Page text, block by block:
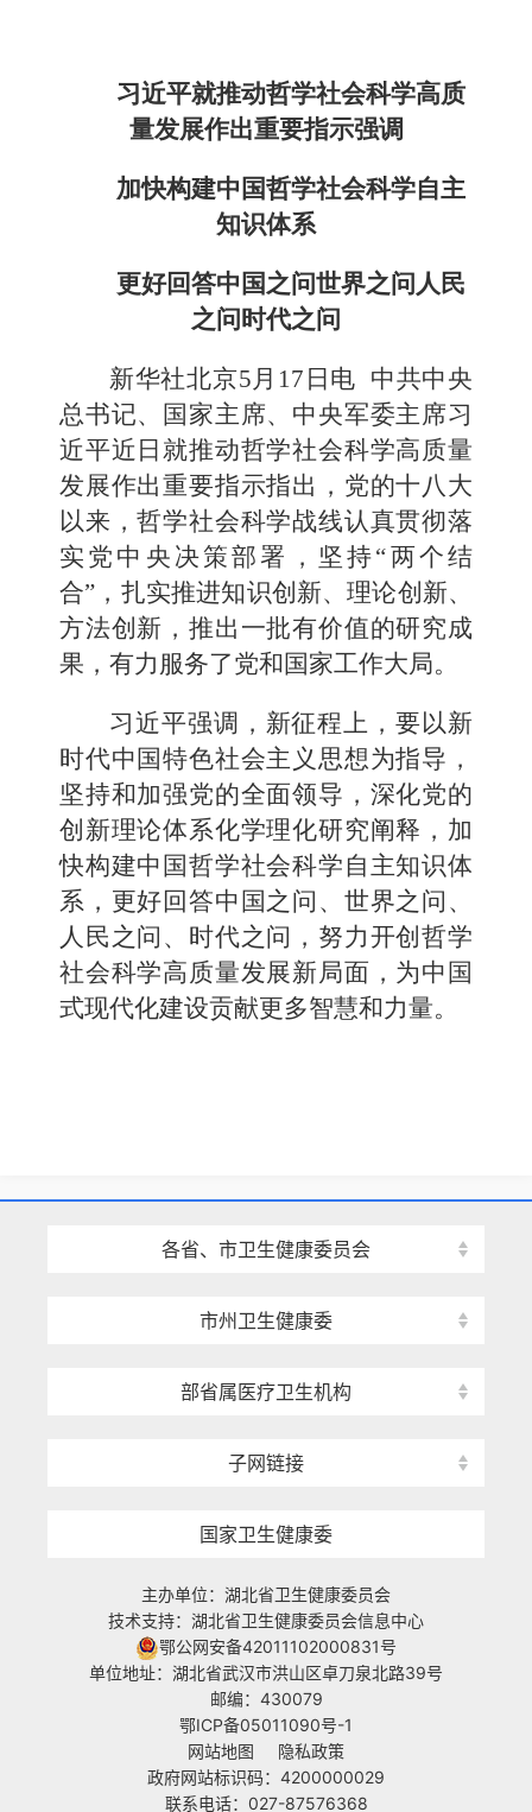
习近平就推动哲学社会科学高质
量发展作出重要指示强调
加快构建中国哲学社会科学自主
知识体系
更好回答中国之问世界之问人民
之问时代之问
新华社北京5月17日电 中共中央
总书记、国家主席、中央军委主席习
近平近日就推动哲学社会科学高质量
发展作出重要指示指出，党的十八大
以来，哲学社会科学战线认真贯彻落
实党中央决策部署，坚持“两个结
合”，扎实推进知识创新、理论创新、
方法创新，推出一批有价值的研究成
果，有力服务了党和国家工作大局。
习近平强调，新征程上，要以新
时代中国特色社会主义思想为指导，
坚持和加强党的全面领导，深化党的
创新理论体系化学理化研究阐释，加
快构建中国哲学社会科学自主知识体
系，更好回答中国之问、世界之问、
人民之问、时代之问，努力开创哲学
社会科学高质量发展新局面，为中国
式现代化建设贡献更多智慧和力量。
各省、市卫生健康委员会
市州卫生健康委
部省属医疗卫生机构
子网链接
国家卫生健康委
主办单位：湖北省卫生健康委员会
技术支持：湖北省卫生健康委员会信息中心
鄂公网安备42011102000831号
单位地址：湖北省武汉市洪山区卓刀泉北路39号
邮编：430079
鄂ICP备05011090号-1
网站地图
隐私政策
政府网站标识码：4200000029
联系电话：027-87576368